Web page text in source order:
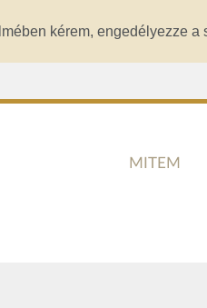
kérem, engedélyezze
MITEM